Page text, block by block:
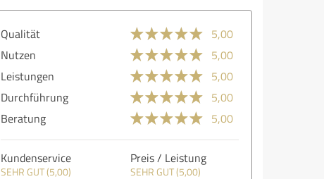
Qualität
5,00
Nutzen
5,00
Leistungen
5,00
Durchführung
5,00
Beratung
5,00
Kundenservice
SEHR GUT (5,00)
Preis / Leistung
SEHR GUT (5,00)